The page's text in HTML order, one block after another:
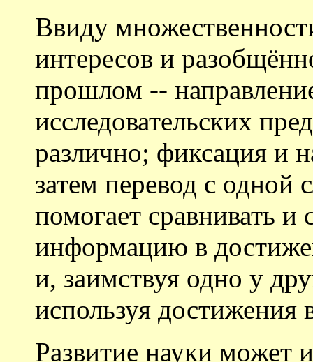
Ввиду
интересов и
прошлом --
исследовательских
различно; фиксация и
затем перевод с одной
помогает сравнивать
информацию в
и, заимствуя одно у
используя достижения
Развитие науки может